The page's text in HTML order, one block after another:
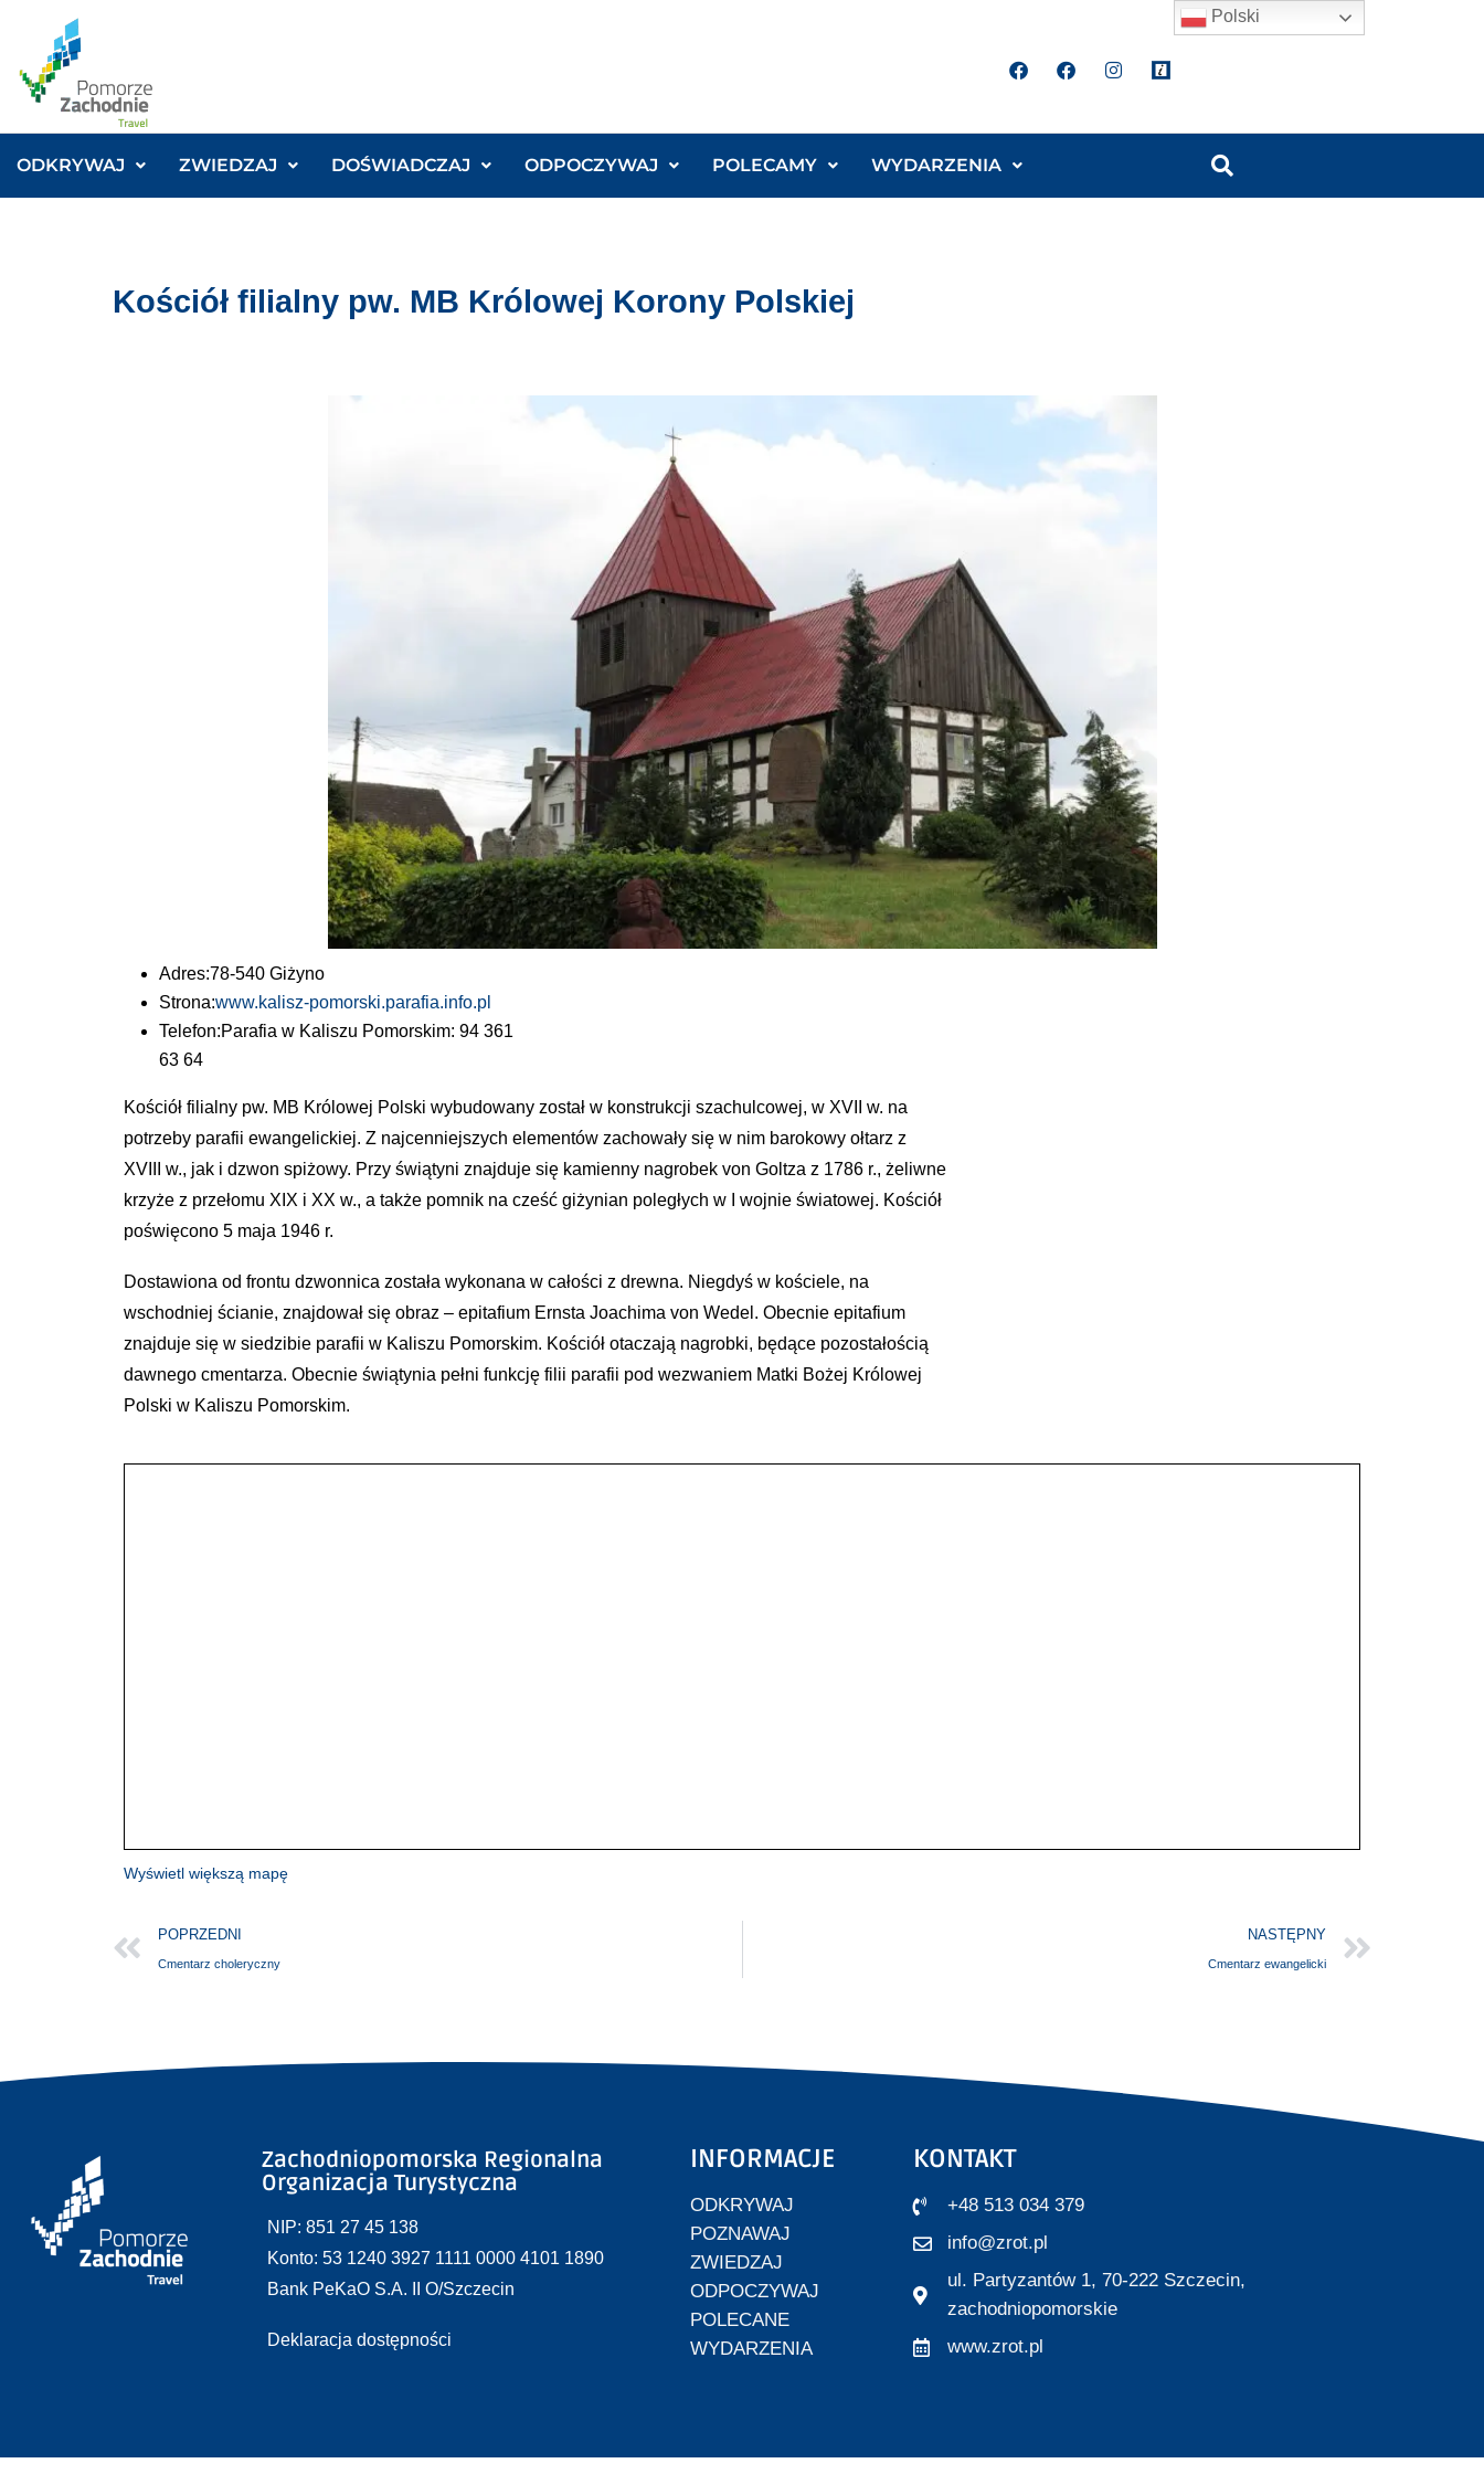
ODKRYWAJ ZWIEDZAJ DOŚWIADCZAJ ODPOCZYWAJ POLECAMY WYDARZENIA
Kościół filialny pw. MB Królowej Korony Polskiej
Adres:78-540 Giżyno
Strona:www.kalisz-pomorski.parafia.info.pl
Telefon:Parafia w Kaliszu Pomorskim: 94 361
63 64
Kościół filialny pw. MB Królowej Polski wybudowany został w konstrukcji szachulcowej, w XVII w. na
potrzeby parafii ewangelickiej. Z najcenniejszych elementów zachowały się w nim barokowy ołtarz z
XVIII w., jak i dzwon spiżowy. Przy świątyni znajduje się kamienny nagrobek von Goltza z 1786 r., żeliwne
krzyże z przełomu XIX i XX w., a także pomnik na cześć giżynian poległych w I wojnie światowej. Kościół
poświęcono 5 maja 1946 r.
Dostawiona od frontu dzwonnica została wykonana w całości z drewna. Niegdyś w kościele, na
wschodniej ścianie, znajdował się obraz – epitafium Ernsta Joachima von Wedel. Obecnie epitafium
znajduje się w siedzibie parafii w Kaliszu Pomorskim. Kościół otaczają nagrobki, będące pozostałością
dawnego cmentarza. Obecnie świątynia pełni funkcję filii parafii pod wezwaniem Matki Bożej Królowej
Polski w Kaliszu Pomorskim.
Wyświetl większą mapę
POPRZEDNI
Cmentarz choleryczny
NASTĘPNY
Cmentarz ewangelicki
Zachodniopomorska Regionalna
Organizacja Turystyczna
NIP: 851 27 45 138
Konto: 53 1240 3927 1111 0000 4101 1890
Bank PeKaO S.A. II O/Szczecin
Deklaracja dostępności
INFORMACJE
ODKRYWAJ
POZNAWAJ
ZWIEDZAJ
ODPOCZYWAJ
POLECANE
WYDARZENIA
KONTAKT
+48 513 034 379
info@zrot.pl
ul. Partyzantów 1, 70-222 Szczecin,
zachodniopomorskie
www.zrot.pl
Polski